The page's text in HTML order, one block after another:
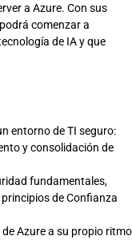
a Azure. Con sus
comenzar a
de IA y que
entorno de TI seguro:
y consolidación de
fundamentales,
de Confianza
Azure a su propio ritmo